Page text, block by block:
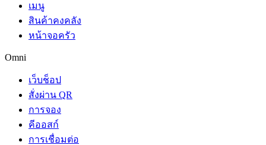
เมนู
สินค้าคงคลัง
หน้าจอครัว
Omni
เว็บช็อป
สั่งผ่าน QR
การจอง
คีออสก์
การเชื่อมต่อ